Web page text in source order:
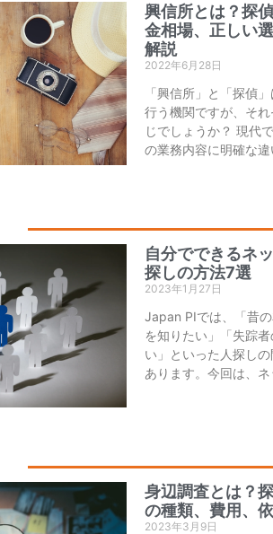
興信所とは？探
金相場、正しい
解説
2022年6月28日
「興信所」と「探偵
行う機関ですが、そ
じでしょうか？ 現代
の業務内容に明確な
自分でできるネ
探しの方法7選
2023年1月27日
Japan PIでは、「昔
を知りたい」「失踪
い」といった人探しの
あります。今回は、
身辺調査とは？
の種類、費用、
2023年3月9日